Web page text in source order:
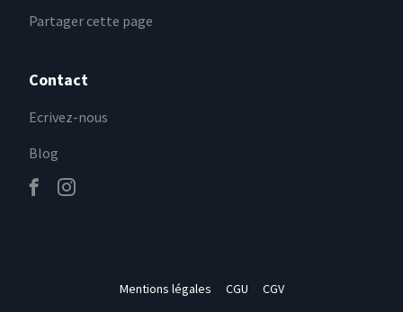
Partager cette page
Contact
Ecrivez-nous
Blog
Mentions légales CGU CGV